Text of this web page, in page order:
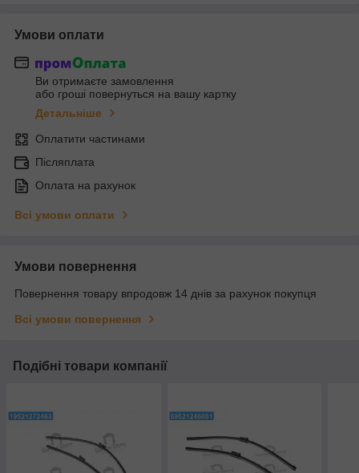
Умови оплати
Ви отримаєте замовлення
або гроші повернуться на вашу картку
Детальніше
Оплатити частинами
Післяплата
Оплата на рахунок
Всі умови оплати
Умови повернення
Повернення товару впродовж 14 днів за рахунок покупця
Всі умови повернення
Подібні товари компанії